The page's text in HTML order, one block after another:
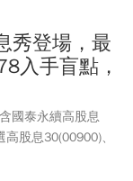
秀登場，最
入手盲點，
國泰永續高股息
股息30(00900)、
萬股民可加碼獲